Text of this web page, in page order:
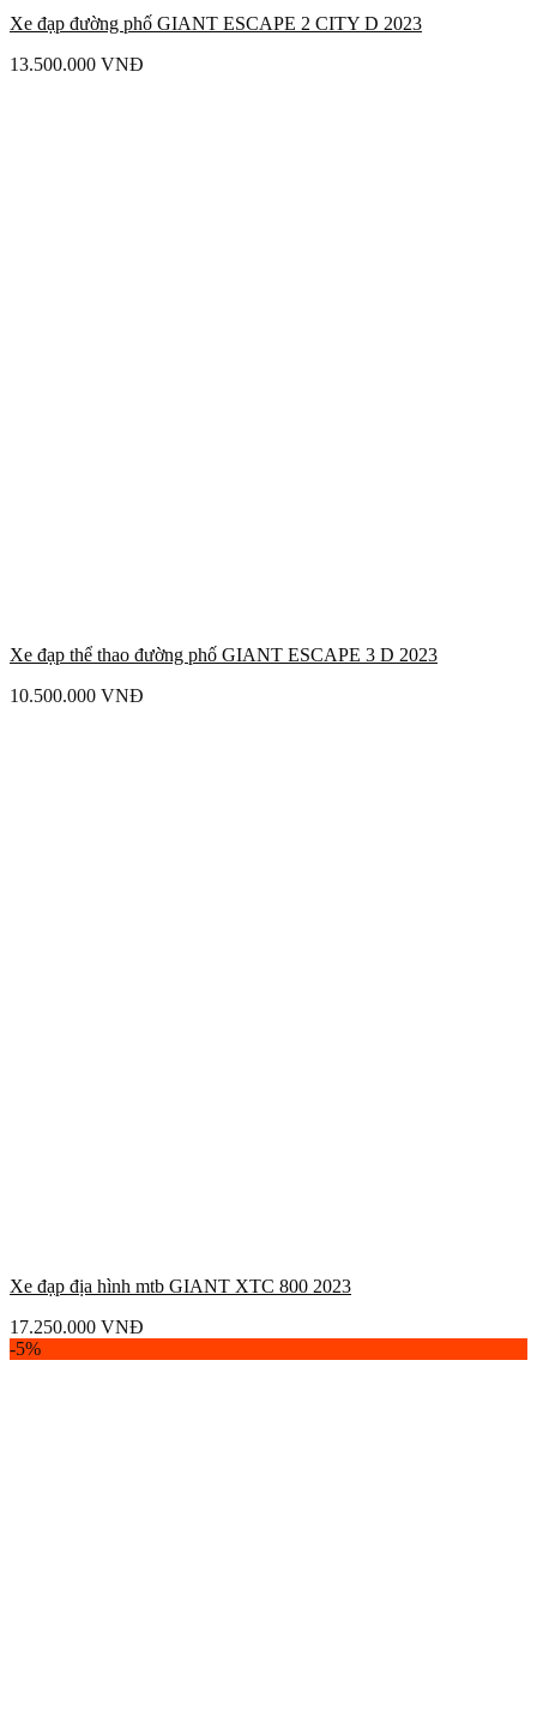
Xe đạp đường phố GIANT ESCAPE 2 CITY D 2023
13.500.000 VNĐ
Xe đạp thể thao đường phố GIANT ESCAPE 3 D 2023
10.500.000 VNĐ
Xe đạp địa hình mtb GIANT XTC 800 2023
17.250.000 VNĐ
-5%